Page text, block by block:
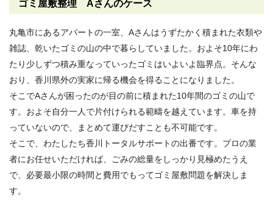
ゴミ屋敷整理 Aさんのケース
丸亀市にあるアパートの一室、Aさんはうずたかく積まれた衣類や
雑誌、乾いたゴミの山の中で暮らしていました。およそ10年にわ
たり少しずつ積み重なっていったゴミはいよいよ臨界点。そんな
おり、香川県外の実家に帰る機会を得ることになりました。
そこでAさんが困ったのが目の前に積まれた10年間のゴミの山で
す。およそ自分一人で片付けられる範疇を越えています。車を持
っていないので、まとめて運びだすことも不可能です。
そこで、わたしたち香川トータルサポートの出番です。プロの業
者にお任せいただければ、ごみの総量をしっかり見極めたうえ
で、必要最小限の時間と費用でもってゴミ屋敷問題を解決しま
す。